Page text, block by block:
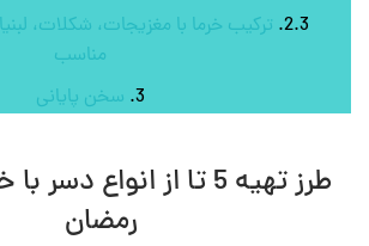
ترکیب خرما با مغزیجات، شکلات،
مناسب
سخن پایانی
طرز تهیه 5 تا از انواع
رمضان